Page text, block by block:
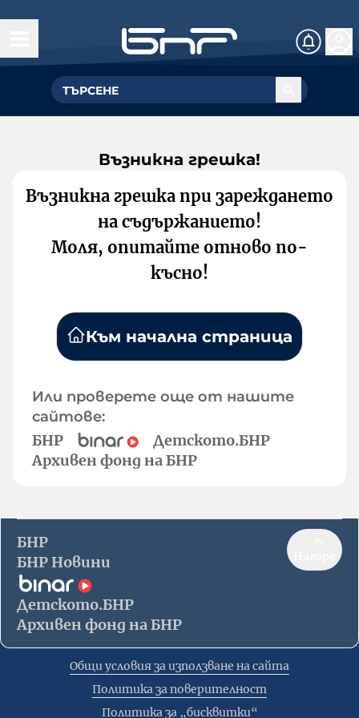
Възникна грешка!
Възникна грешка при зареждането
на съдържанието!
Моля, опитайте отново по-
късно!
Към начална страница
Или проверете още от нашите
сайтове:
БНР
Детското.БНР
Архивен фонд на БНР
БНР
БНР Новини
Детското.БНР
Архивен фонд на БНР
Общи условия за използване на сайта
Политика за поверителност
Политика за „бисквитки“